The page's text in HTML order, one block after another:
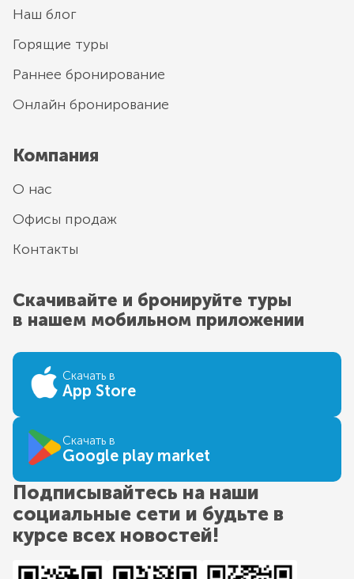
Наш блог
Горящие туры
Раннее бронирование
Онлайн бронирование
Компания
О нас
Офисы продаж
Контакты
Скачивайте и бронируйте туры
в нашем мобильном приложении
Скачать в
App Store
Скачать в
Google play market
Подписывайтесь на наши
социальные сети и будьте в
курсе всех новостей!